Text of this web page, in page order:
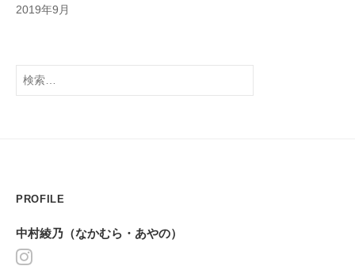
2019年9月
検
PROFILE
中村綾乃（なかむら・あやの）